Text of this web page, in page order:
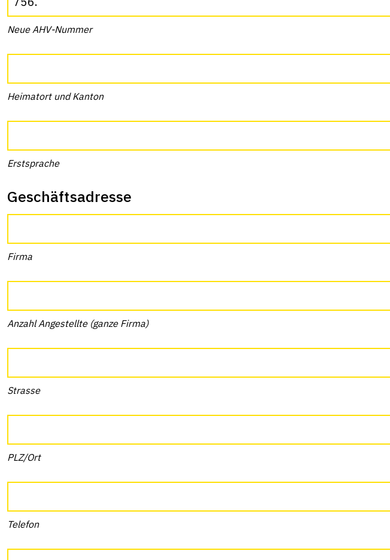
Neue AHV-Nummer
Heimatort und Kanton
Erstsprache
Geschäftsadresse
Firma
Anzahl Angestellte (ganze Firma)
Strasse
PLZ/Ort
Telefon